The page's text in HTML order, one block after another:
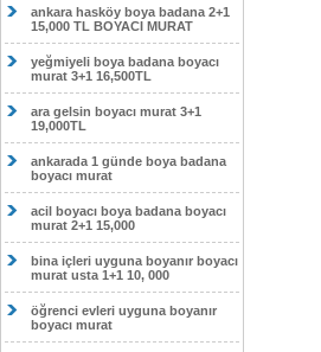
ankara hasköy boya badana 2+1
15,000 TL BOYACI MURAT
yeğmiyeli boya badana boyacı
murat 3+1 16,500TL
ara gelsin boyacı murat 3+1
19,000TL
ankarada 1 günde boya badana
boyacı murat
acil boyacı boya badana boyacı
murat 2+1 15,000
bina içleri uyguna boyanır boyacı
murat usta 1+1 10, 000
öğrenci evleri uyguna boyanır
boyacı murat